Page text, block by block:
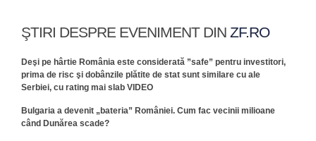
ŞTIRI DESPRE EVENIMENT DIN ZF.RO
Deşi pe hârtie România este considerată ”safe” pentru investitori,
prima de risc şi dobânzile plătite de stat sunt similare cu ale
Serbiei, cu rating mai slab VIDEO
Bulgaria a devenit „bateria” României. Cum fac vecinii milioane
când Dunărea scade?